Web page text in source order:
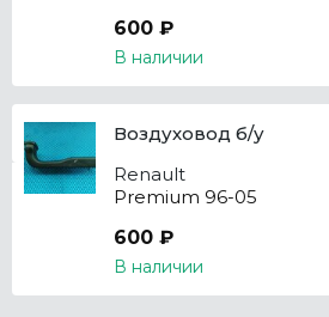
600 ₽
В наличии
Воздуховод б/у
Renault
Premium 96-05
600 ₽
В наличии